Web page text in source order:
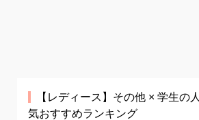
【レディース】 その他 × 学生の人
気おすすめランキング